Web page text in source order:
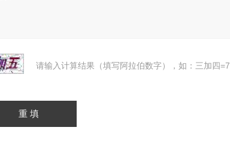
请输入计算结果（填写阿拉伯数字），如：三加四=7